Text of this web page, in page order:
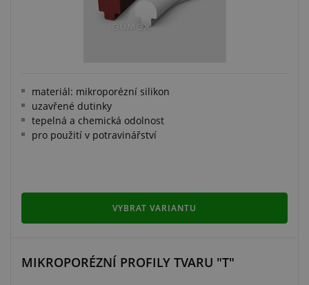
materiál: mikroporézní silikon
uzavřené dutinky
tepelná a chemická odolnost
pro použití v potravinářství
VYBRAT VARIANTU
MIKROPORÉZNÍ PROFILY TVARU "T"